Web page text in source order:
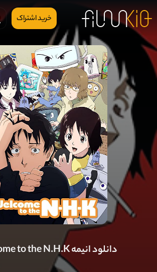
خرید اشتراک
دانلود انیمه Welcome to the N.H.K.